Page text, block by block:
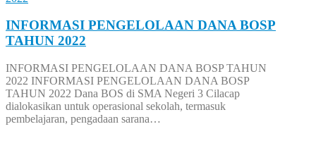
INFORMASI PENGELOLAAN DANA BOSP
TAHUN 2022
INFORMASI PENGELOLAAN DANA BOSP TAHUN
2022 INFORMASI PENGELOLAAN DANA BOSP
TAHUN 2022 Dana BOS di SMA Negeri 3 Cilacap
dialokasikan untuk operasional sekolah, termasuk
pembelajaran, pengadaan sarana…